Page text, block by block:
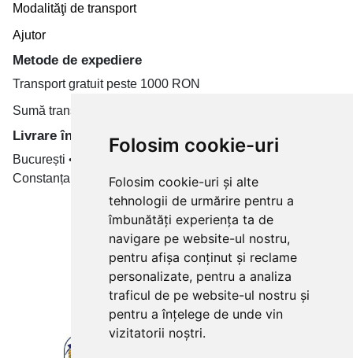
Folosim cookie-uri
Folosim cookie-uri și alte
tehnologii de urmărire pentru a
îmbunătăți experiența ta de
navigare pe website-ul nostru,
pentru afișa conținut și reclame
personalizate, pentru a analiza
traficul de pe website-ul nostru și
pentru a înțelege de unde vin
vizitatorii noștri.
Modalităţi de transport
Ajutor
Metode de expediere
Transport gratuit peste 1000 RON
Sumă transport de la 19.99 RON
Livrare în toate țară
București • Cluj-Napoca • Brașov • Timișoara • Iași •
Constanța • Craiova
Plăți cu card bancar prin